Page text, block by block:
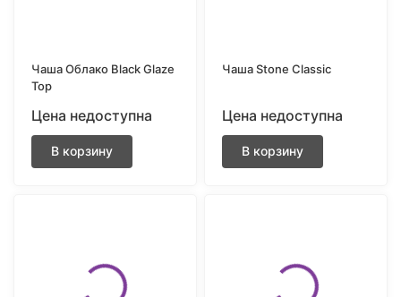
Чаша Облако Black Glaze
Top
Цена недоступна
В корзину
Чаша Stone Classic
Цена недоступна
В корзину